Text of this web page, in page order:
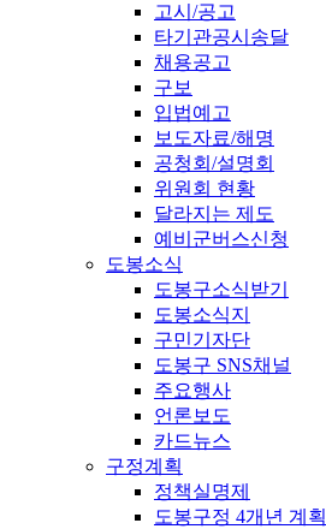
고시/공고
타기관공시송달
채용공고
구보
입법예고
보도자료/해명
공청회/설명회
위원회 현황
달라지는 제도
예비군버스신청
도봉소식
도봉구소식받기
도봉소식지
구민기자단
도봉구 SNS채널
주요행사
언론보도
카드뉴스
구정계획
정책실명제
도봉구정 4개년 계획